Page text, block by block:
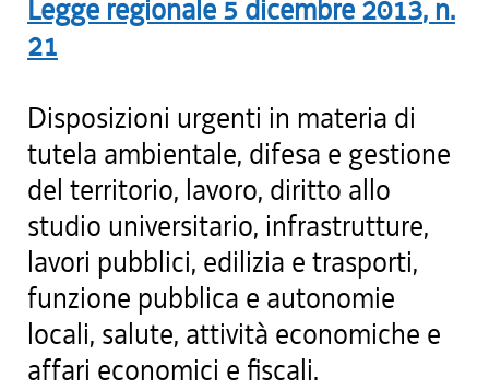
Legge regionale 5 dicembre 2013, n.
21
Disposizioni urgenti in materia di
tutela ambientale, difesa e gestione
del territorio, lavoro, diritto allo
studio universitario, infrastrutture,
lavori pubblici, edilizia e trasporti,
funzione pubblica e autonomie
locali, salute, attività economiche e
affari economici e fiscali.